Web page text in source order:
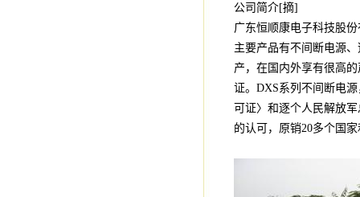
公司简介[摘]
广东恒顺康电子科技股
主要产品有不间断电源
产，在国内外享有很高
证。DXS系列不间断电
可证〉和逐个人民解放
的认可，原销20多个国